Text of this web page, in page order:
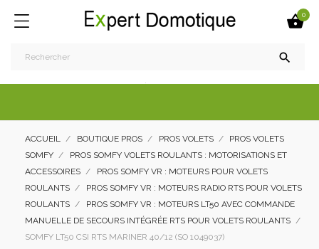
0

ACCUEIL BOUTIQUE PROS PROS VOLETS
PROS VOLETS
SOMFY
PROS SOMFY VOLETS ROULANTS : MOTORISATIONS ET
ACCESSOIRES
PROS SOMFY VR : MOTEURS POUR VOLETS
ROULANTS
PROS SOMFY VR : MOTEURS RADIO RTS POUR VOLETS
ROULANTS
PROS SOMFY VR : MOTEURS LT50 AVEC COMMANDE
MANUELLE DE SECOURS INTÉGRÉE RTS POUR VOLETS ROULANTS
SOMFY LT50 CSI RTS MARINER 40/12 (SO 1049037)